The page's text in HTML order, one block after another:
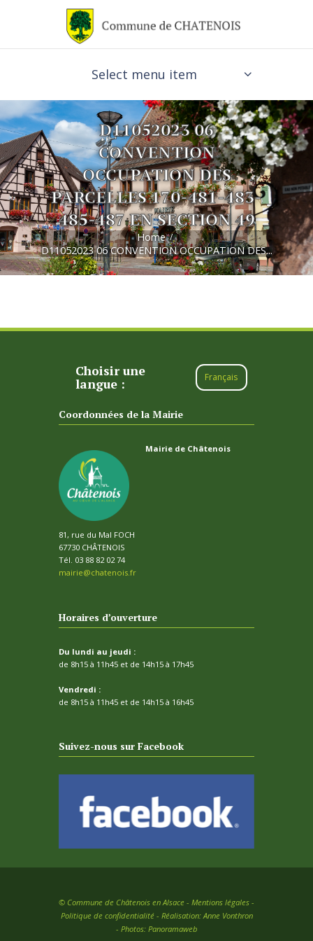
Select menu item
D11052023 06
CONVENTION
OCCUPATION DES
PARCELLES 170-481-483-
485-487 EN SECTION 49
Home
D11052023 06 CONVENTION OCCUPATION DES...
Choisir une
langue :
Français
Coordonnées de la Mairie
Mairie de Châtenois
81, rue du Mal FOCH
67730 CHÂTENOIS
Tél. 03 88 82 02 74
mairie@chatenois.fr
Horaires d’ouverture
Du lundi au jeudi :
de 8h15 à 11h45 et de 14h15 à 17h45
Vendredi :
de 8h15 à 11h45 et de 14h15 à 16h45
Suivez-nous sur Facebook
© Commune de Châtenois en Alsace - Mentions légales -
Politique de confidentialité - Réalisation: Anne Vonthron
- Photos: Panoramaweb